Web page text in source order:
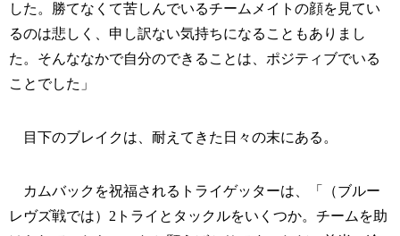
した。勝てなくて苦しんでいるチームメイトの顔を見てい
るのは悲しく、申し訳ない気持ちになることもありまし
た。そんななかで自分のできることは、ポジティブでいる
ことでした」
目下のブレイクは、耐えてきた日々の末にある。
カムバックを祝福されるトライゲッターは、「（ブルー
レヴズ戦では）2トライとタックルをいくつか。チームを助